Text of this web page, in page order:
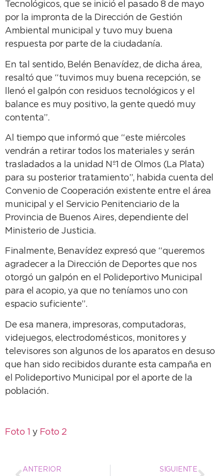
Tecnológicos, que se inició el pasado 8 de mayo
por la impronta de la Dirección de Gestión
Ambiental municipal y tuvo muy buena
respuesta por parte de la ciudadanía.
En tal sentido, Belén Benavídez, de dicha área,
resaltó que “tuvimos muy buena recepción, se
llenó el galpón con residuos tecnológicos y el
balance es muy positivo, la gente quedó muy
contenta”.
Al tiempo que informó que “este miércoles
vendrán a retirar todos los materiales y serán
trasladados a la unidad Nº1 de Olmos (La Plata)
para su posterior tratamiento”, habida cuenta del
Convenio de Cooperación existente entre el área
municipal y el Servicio Penitenciario de la
Provincia de Buenos Aires, dependiente del
Ministerio de Justicia.
Finalmente, Benavídez expresó que “queremos
agradecer a la Dirección de Deportes que nos
otorgó un galpón en el Polideportivo Municipal
para el acopio, ya que no teníamos uno con
espacio suficiente”.
De esa manera, impresoras, computadoras,
videjuegos, electrodomésticos, monitores y
televisores son algunos de los aparatos en desuso
que han sido recibidos durante esta campaña en
el Polideportivo Municipal por el aporte de la
población.
Foto 1 y Foto 2
ANTERIOR SIGUIENTE